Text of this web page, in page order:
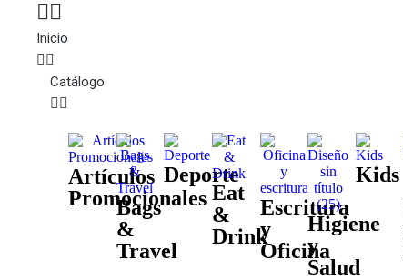
Inicio
Catálogo
Artículos
Promocionales
Bags
&
Travel
Deporte
Eat
&
Drink
Escritura
y
Oficina
Higiene
y
Salud
Kids